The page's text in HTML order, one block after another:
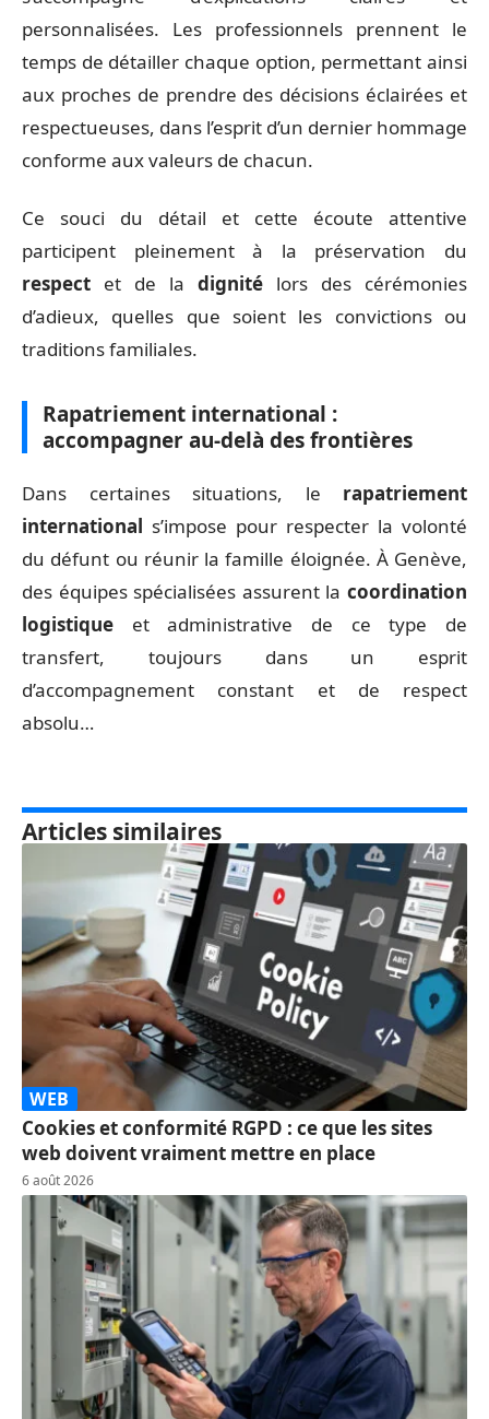
personnalisées. Les professionnels prennent le
temps de détailler chaque option, permettant ainsi
aux proches de prendre des décisions éclairées et
respectueuses, dans l’esprit d’un dernier hommage
conforme aux valeurs de chacun.
Ce souci du détail et cette écoute attentive
participent pleinement à la préservation du
respect et de la dignité lors des cérémonies
d’adieux, quelles que soient les convictions ou
traditions familiales.
Rapatriement international :
accompagner au-delà des frontières
Dans certaines situations, le rapatriement
international s’impose pour respecter la volonté
du défunt ou réunir la famille éloignée. À Genève,
des équipes spécialisées assurent la coordination
logistique et administrative de ce type de
transfert, toujours dans un esprit
d’accompagnement constant et de respect
absolu…
Articles similaires
WEB
Cookies et conformité RGPD : ce que les sites
web doivent vraiment mettre en place
6 août 2026